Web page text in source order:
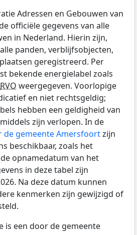
Adressen en Gebouwen van
officiële gegevens van alle
in Nederland. Hierin zijn,
panden, verblijfsobjecten,
geregistreerd. Per
bekende energielabel zoals
RVO weergegeven. Voorlopige
en niet rechtsgeldig;
hebben een geldigheid van
zijn verlopen. In de
de gemeente Amersfoortzijn
beschikbaar, zoals het
opnamedatum van het
in deze tabel zijn
Na deze datum kunnen
kenmerken zijn gewijzigd of
is een door de gemeente